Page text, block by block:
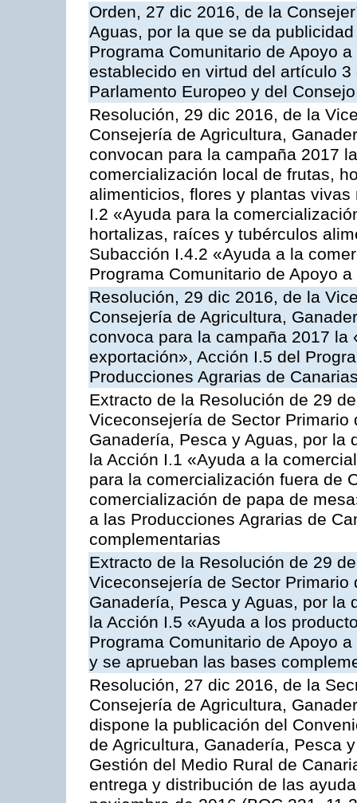
Orden, 27 dic 2016, de la
Aguas, por la que se da
Programa Comunitario de Apoyo
establecido en virtud del artículo
Parlamento Europeo y del Consejo
Resolución, 29 dic 2016, de la
Consejería de Agricultura,
convocan para la campaña 2017
comercialización local de frutas,
alimenticios, flores y plantas
I.2 «Ayuda para la
hortalizas, raíces y tubérculos
Subacción I.4.2 «Ayuda a la
Programa Comunitario de Apoyo
Resolución, 29 dic 2016, de la
Consejería de Agricultura,
convoca para la campaña 2017
exportación», Acción I.5 del
Producciones Agrarias de
Extracto de la Resolución de 29
Viceconsejería de Sector
Ganadería, Pesca y Aguas, por la
la Acción I.1 «Ayuda a la
para la comercialización fuera de
comercialización de papa de
a las Producciones Agrarias de
complementarias
Extracto de la Resolución de 29
Viceconsejería de Sector
Ganadería, Pesca y Aguas, por la
la Acción I.5 «Ayuda a los
Programa Comunitario de Apoyo
y se aprueban las bases
Resolución, 27 dic 2016, de la
Consejería de Agricultura,
dispone la publicación del
de Agricultura, Ganadería, Pesca
Gestión del Medio Rural de
entrega y distribución de las